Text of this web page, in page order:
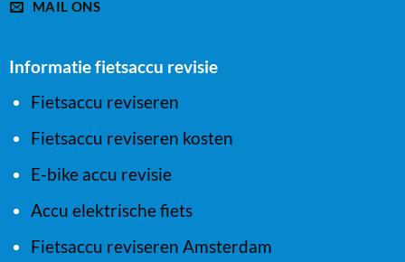
MAIL ONS
Informatie fietsaccu revisie
Fietsaccu reviseren
Fietsaccu reviseren kosten
E-bike accu revisie
Accu elektrische fiets
Fietsaccu reviseren Amsterdam